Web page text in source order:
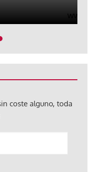
coste alguno, toda